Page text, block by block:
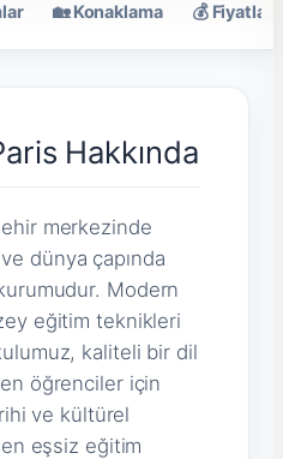
🏡 Konaklama 💰 Fiyatlar
Hakkında
merkezinde
dünya çapında
Modern
eğitim teknikleri
kaliteli bir dil
öğrenciler için
ve kültürel
eşsiz eğitim